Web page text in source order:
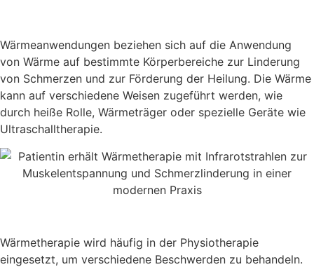
Wärmeanwendungen beziehen sich auf die Anwendung
von Wärme auf bestimmte Körperbereiche zur Linderung
von Schmerzen und zur Förderung der Heilung. Die Wärme
kann auf verschiedene Weisen zugeführt werden, wie
durch heiße Rolle, Wärmeträger oder spezielle Geräte wie
Ultraschalltherapie.
Wärmetherapie wird häufig in der Physiotherapie
eingesetzt, um verschiedene Beschwerden zu behandeln.